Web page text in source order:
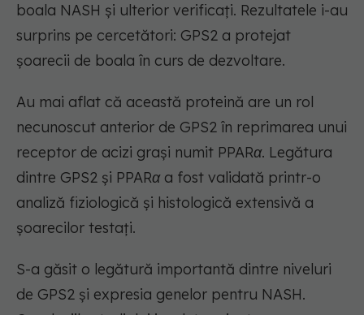
boala NASH și ulterior verificați. Rezultatele i-au
surprins pe cercetători: GPS2 a protejat
șoarecii de boala în curs de dezvoltare.
Au mai aflat că această proteină are un rol
necunoscut anterior de GPS2 în reprimarea unui
receptor de acizi grași numit PPARα. Legătura
dintre GPS2 și PPARα a fost validată printr-o
analiză fiziologică și histologică extensivă a
șoarecilor testați.
S-a găsit o legătură importantă dintre niveluri
de GPS2 și expresia genelor pentru NASH.